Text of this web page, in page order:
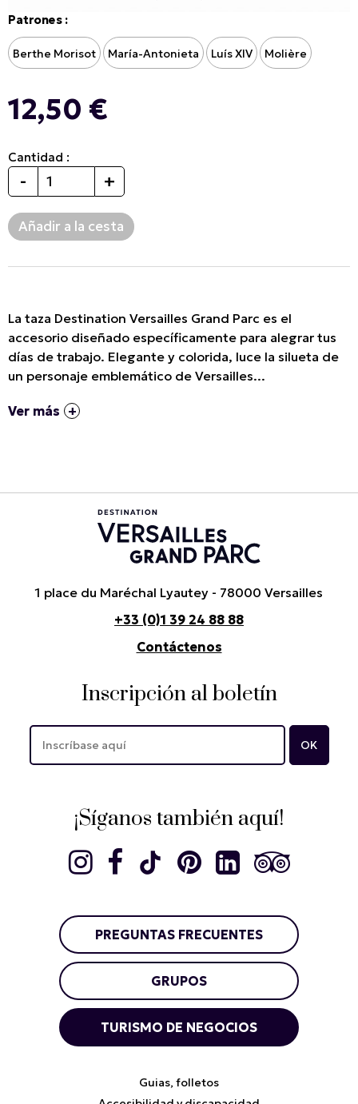
Patrones :
Berthe Morisot María-Antonieta Luís XIV Molière
12,50 €
Cantidad :
- +
La taza Destination Versailles Grand Parc es el
accesorio diseñado específicamente para alegrar tus
días de trabajo. Elegante y colorida, luce la silueta de
un personaje emblemático de Versailles...
Ver más
1 place du Maréchal Lyautey - 78000 Versailles
+33 (0)1 39 24 88 88
Contáctenos
Inscripción al boletín
¡Síganos también aquí!
PREGUNTAS FRECUENTES
GRUPOS
TURISMO DE NEGOCIOS
Guias, folletos